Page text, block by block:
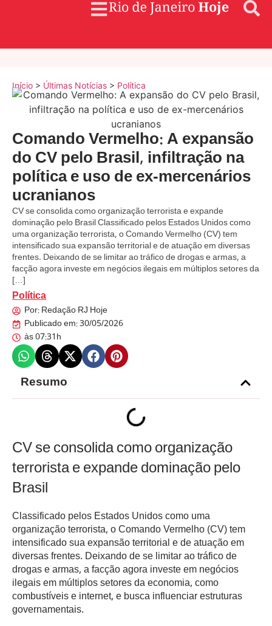
Início > Últimas Notícias > Política
Comando Vermelho: A expansão
do CV pelo Brasil, infiltração na
política e uso de ex-mercenários
ucranianos
CV se consolida como organização terrorista e expande
dominação pelo Brasil Classificado pelos Estados Unidos como
uma organização terrorista, o Comando Vermelho (CV) tem
intensificado sua expansão territorial e de atuação em diversas
frentes. Deixando de se limitar ao tráfico de drogas e armas, a
facção agora investe em negócios ilegais em múltiplos setores da
[…]
Política
Por: Redação RJ Hoje
Publicado em:30/05/2026
às07:31h
Resumo
CV se consolida como organização
terrorista e expande dominação pelo
Brasil
Classificado pelos Estados Unidos como uma
organização terrorista, o Comando Vermelho (CV) tem
intensificado sua expansão territorial e de atuação em
diversas frentes. Deixando de se limitar ao tráfico de
drogas e armas, a facção agora investe em negócios
ilegais em múltiplos setores da economia, como
combustíveis e internet, e busca influenciar estruturas
governamentais.